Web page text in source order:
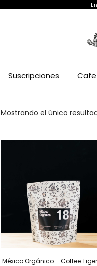
Suscripciones
Mostrando el único
México Orgánico – Coffee